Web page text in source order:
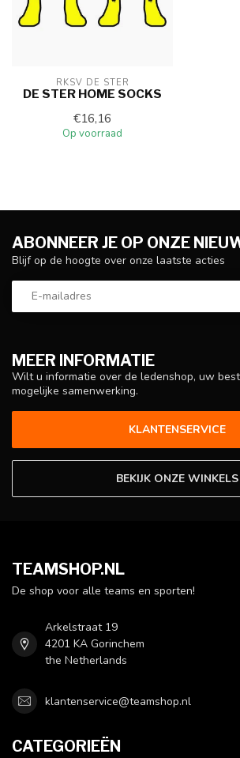
RKSV DE STER
DE STER HOME SOCKS
€16,16
Op voorraad
MEER INFORMATIE
Wilt u informatie over de ledenshop, uw
mogelijke samenwerking.
KLANTENSERVICE
BEKIJK ONZE WINKELS
ABONNEER JE OP ONZE
Blijf op de hoogte over onze laatste acties
TEAMSHOP.NL
De shop voor alle teams en sporten!
Arkelstraat 19
4201 KA Gorinchem
the Netherlands
klantenservice@teamshop.nl
CATEGORIEËN